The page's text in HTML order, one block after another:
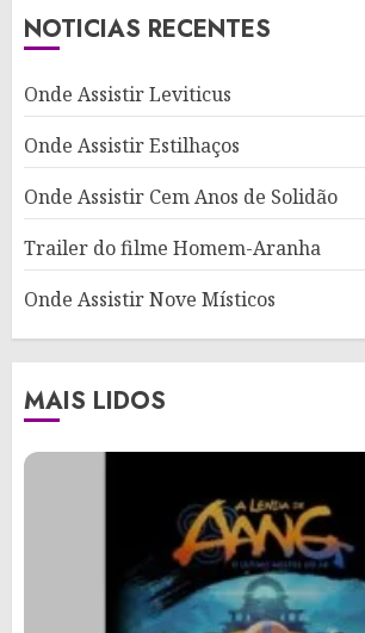
NOTICIAS RECENTES
Onde Assistir Leviticus
Onde Assistir Estilhaços
Onde Assistir Cem Anos de Solidão
Trailer do filme Homem-Aranha
Onde Assistir Nove Místicos
MAIS LIDOS